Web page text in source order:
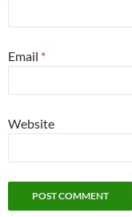
Email *
Website